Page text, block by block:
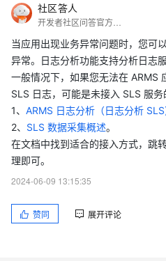
社区答人
当应用出现业务异常问题时，您可
异常。日志分析功能支持分析日志
一般情况下，如果您无法在 ARMS
SLS 日志，可能是未接入 SLS 服务
1、 ARMS 日志分析（日志分析 SLS
2、 SLS 数据采集概述。
在文档中找到适合的接入方式，跳
理即可。
2024-06-09 13:15:35
赞同 展开评论